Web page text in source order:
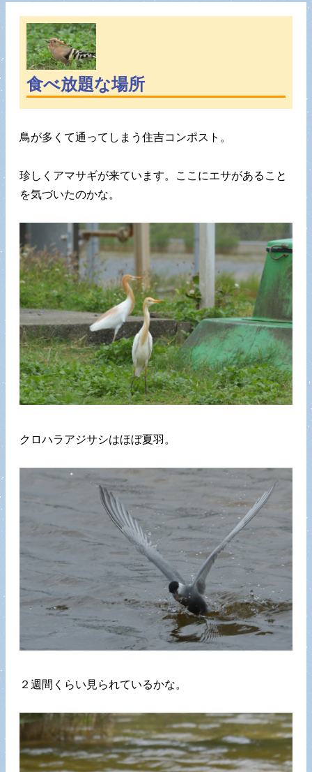
食べ放題な場所
鳥が多くて通ってしまう住吉コンポスト。
珍しくアマサギが来ています。ここにエサがあること
を気づいたのかな。
クロハラアジサシはほぼ夏羽。
２週間くらい見られているかな。